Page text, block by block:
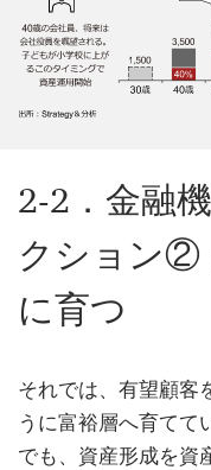
2-2．金融
クション②
に育つ
それでは、有望顧客
うに富裕層へ育てて
でも、資産形成を資